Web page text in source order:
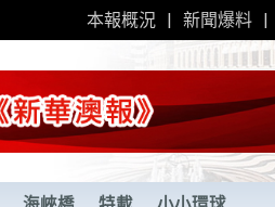
本報概況 新聞爆料